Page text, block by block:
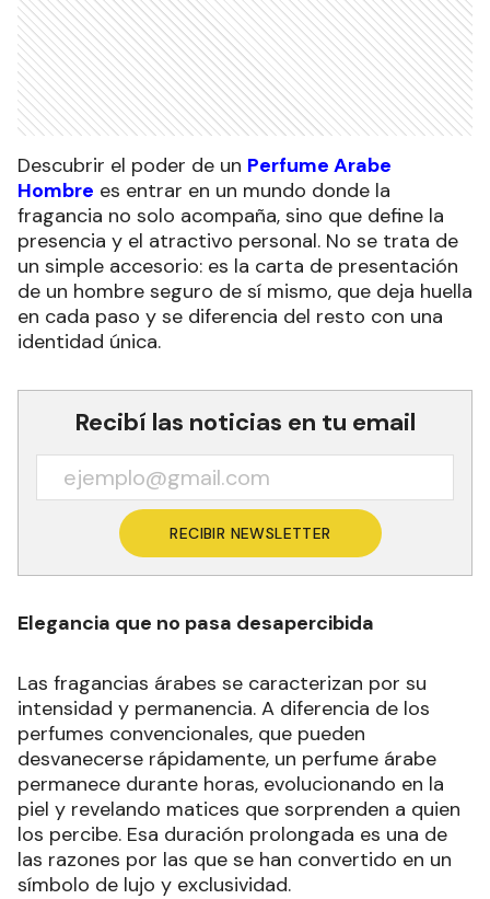
Descubrir el poder de un Perfume Arabe
Hombre es entrar en un mundo donde la
fragancia no solo acompaña, sino que define la
presencia y el atractivo personal. No se trata de
un simple accesorio: es la carta de presentación
de un hombre seguro de sí mismo, que deja huella
en cada paso y se diferencia del resto con una
identidad única.
Recibí las noticias en tu email
RECIBIR NEWSLETTER
Elegancia que no pasa desapercibida
Las fragancias árabes se caracterizan por su
intensidad y permanencia. A diferencia de los
perfumes convencionales, que pueden
desvanecerse rápidamente, un perfume árabe
permanece durante horas, evolucionando en la
piel y revelando matices que sorprenden a quien
los percibe. Esa duración prolongada es una de
las razones por las que se han convertido en un
símbolo de lujo y exclusividad.